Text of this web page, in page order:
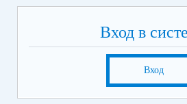
Вход в
Вход